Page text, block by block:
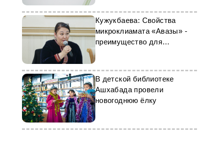
Кужукбаева: Свойства
микроклиамата «Авазы» -
преимущество для
здорового отдыха
В детской библиотеке
Ашхабада провели
новогоднюю ёлку